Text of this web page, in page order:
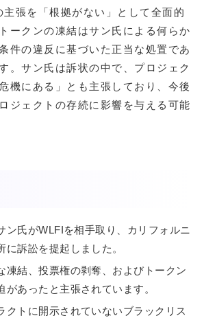
張を「根拠がない」として全面的
ークンの凍結はサン氏による何らか
件の違反に基づいた正当な処置であ
。サン氏は訴状の中で、プロジェク
機にある」とも主張しており、今後
ジェクトの存続に影響を与える可能
ン氏がWLFIを相手取り、カリフォルニ
に訴訟を提起しました。
凍結、投票権の剥奪、およびトークン
があったと主張されています。
クトに開示されていないブラックリス